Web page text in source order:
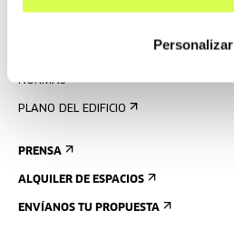
Personalizar
NORMAS
PLANO DEL EDIFICIO
PRENSA
ALQUILER DE ESPACIOS
ENVÍANOS TU PROPUESTA